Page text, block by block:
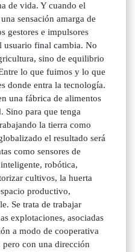
de vida. Y cuando el
sensación amarga de
gestores e impulsores
usuario final cambia. No
sino de equilibrio
lo que fuimos y lo que
donde entra la tecnología.
una fábrica de alimentos
Sino para que tenga
la tierra como
el resultado será
como sensores de
robótica,
cultivos, la huerta
productivo,
Se trata de trabajar
explotaciones, asociadas
a modo de cooperativa
pero con una dirección